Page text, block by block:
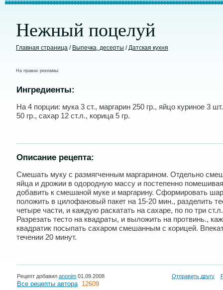
Нежный поцелуй
Главная страница / Выпечка, десерты /Датская кухня
На правах рекламы:
Ингредиенты:
На 4 порции: мука 3 ст., маргарин 250 гр., яйцо куриное 3
50 гр., сахар 12 ст.л., корица 5 гр.
Описание рецепта:
Смешать муку с размягченным маргарином. Отдельно
яйца и дрожии в одородную массу и постепенно помешивая
добавить к смешаной муке и маргарину. Сформировать
положить в цилофановый пакет на 15-20 мин., разделить
четыре части, и каждую раскатать на сахаре, по по три ст.л.
Разрезать тесто на квадраты, и выложить на протвинь.,
квадратик посыпать сахаром смешанным с корицей.
течении 20 минут.
Рецепт добавил anonim 01.09.2008 Отправить другу
Все рецепты автора 12609